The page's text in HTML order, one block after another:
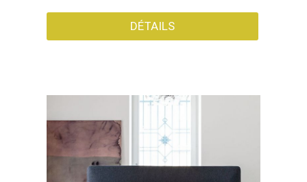
DÉTAILS